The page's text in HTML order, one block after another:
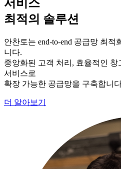
서비스
최적의 솔루션
안찬토는 end-to-end 공급망 최
니다.
중앙화된 고객 처리, 효율적인 창
서비스로
확장 가능한 공급망을 구축합니
더 알아보기